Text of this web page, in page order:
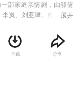
部家庭亲情剧，由邬倩
岚、刘亚津、佟凡、舒
组合的过程中，演出的
事。
展开
下载 分享